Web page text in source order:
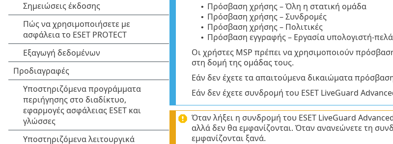
• Πρόσβαση χρήσης – Όλη η στατική ομάδα
• Πρόσβαση χρήσης – Συνδρομές
• Πρόσβαση χρήσης – Πολιτικές
• Πρόσβαση εγγραφής – Εργασία υπολογιστή-
Οι χρήστες MSP πρέπει να χρησιμοποιούν
στη δομή της ομάδας τους.
Εάν δεν έχετε τα απαιτούμενα δικαιώματα
Εάν δεν έχετε συνδρομή του ESET LiveGuard
Όταν λήξει η συνδρομή του ESET LiveGuard
αλλά δεν θα εμφανίζονται. Όταν ανανεώνετε τη
εμφανίζονται ξανά.